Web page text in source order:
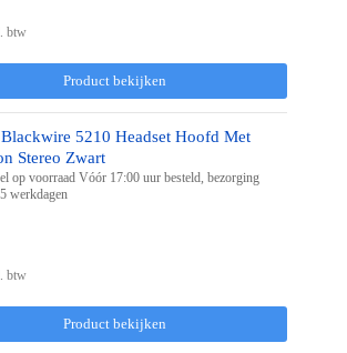
Product bekijken
btw
5210 Headset Hoofd Met
Stereo Zwart
op voorraad Vóór 17:00 uur besteld, bezorging
werkdagen
Product bekijken
btw